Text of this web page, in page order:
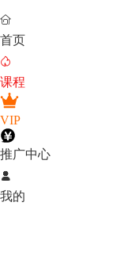

首页

课程
VIP
推广中心

我的